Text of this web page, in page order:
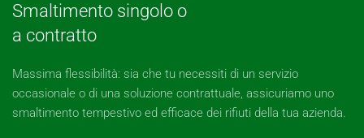
Smaltimento singolo o
a contratto
Massima flessibilità: sia che tu necessiti di un servizio
occasionale o di una soluzione contrattuale, assicuriamo uno
smaltimento tempestivo ed efficace dei rifiuti della tua azienda.